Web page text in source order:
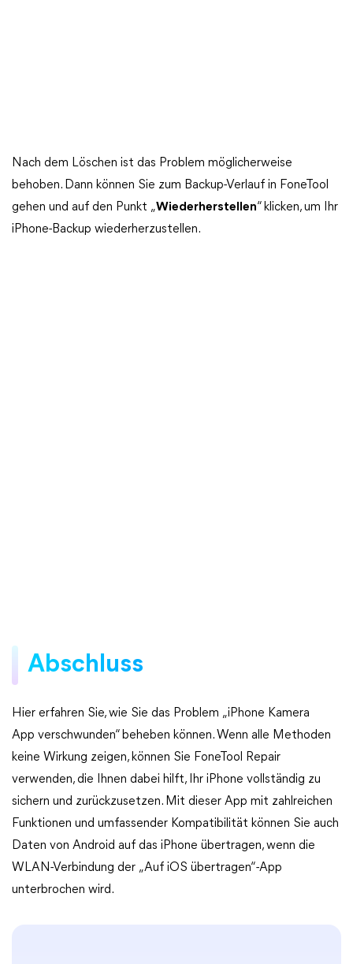
Nach dem Löschen ist das Problem möglicherweise
behoben. Dann können Sie zum Backup-Verlauf in FoneTool
gehen und auf den Punkt „Wiederherstellen“ klicken, um Ihr
iPhone-Backup wiederherzustellen.
Abschluss
Hier erfahren Sie, wie Sie das Problem „iPhone Kamera
App verschwunden“ beheben können. Wenn alle Methoden
keine Wirkung zeigen, können Sie FoneTool Repair
verwenden, die Ihnen dabei hilft, Ihr iPhone vollständig zu
sichern und zurückzusetzen. Mit dieser App mit zahlreichen
Funktionen und umfassender Kompatibilität können Sie auch
Daten von Android auf das iPhone übertragen, wenn die
WLAN-Verbindung der „Auf iOS übertragen“-App
unterbrochen wird.